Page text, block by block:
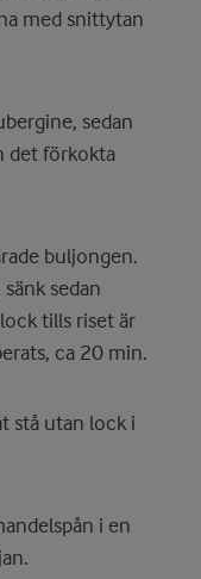
med snittytan
sedan
det förkokta
buljongen.
sedan
tills riset är
ca 20 min.
stå utan lock i
i en